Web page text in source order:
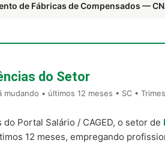
de Fábricas de Compensados —
do Setor
• últimos 12 meses • SC •
Portal Salário / CAGED, o setor de
12 meses, empregando